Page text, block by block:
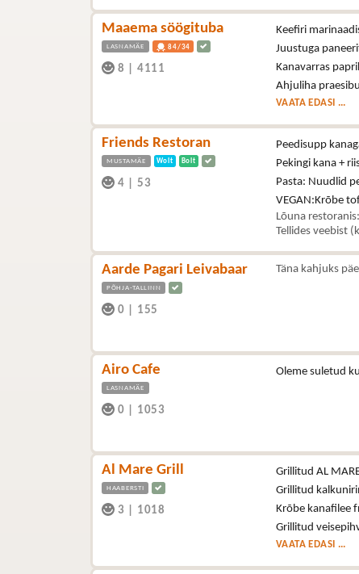
Maaema söögituba
LASNAMÄE 84/34
8 4111
Keefiri
Juustuga
Kanavarras
Ahjuliha
VAATA EDASI ...
Friends Restoran
MUSTAMÄE Wolt Bolt
4 53
Peedisupp
Pekingi kana +
Pasta: Nuudlid
VEGAN:Krõbe
Lõuna
Tellides veebist
Aarde Pagari Leivabaar
PÕHJA-TALLINN
0 155
Täna kahjuks
Airo Cafe
LASNAMÄE
0 1053
Oleme suletud
Al Mare Grill
HAABERSTI
3 1018
Grillitud AL
Grillitud
Krõbe kanafilee
Grillitud
VAATA EDASI ...